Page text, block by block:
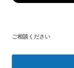
ご相談ください